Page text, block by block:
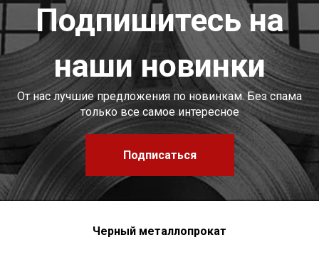
Подпишитесь на
наши новинки
От нас лучшие предложения по новинкам. Без спама
только все самое интересное
Подписаться
Черный металлопрокат